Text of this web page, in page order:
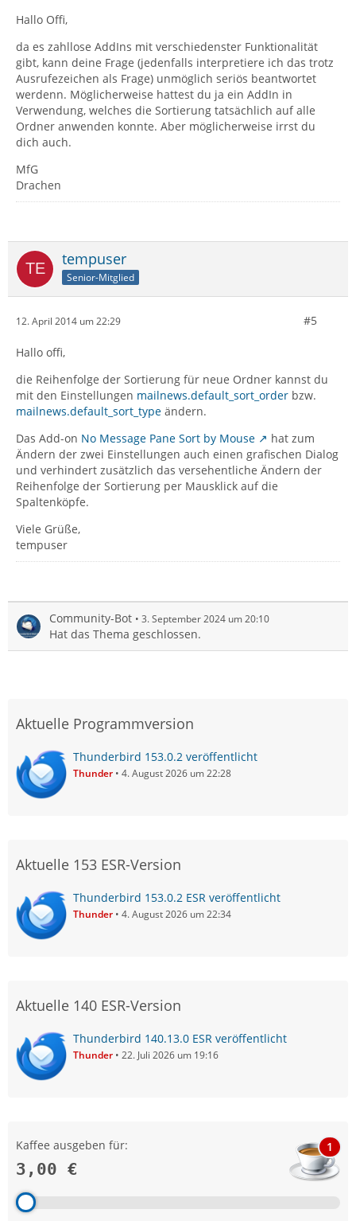
Hallo Offi,
da es zahllose AddIns mit verschiedenster Funktionalität
gibt, kann deine Frage (jedenfalls interpretiere ich das trotz
Ausrufezeichen als Frage) unmöglich seriös beantwortet
werdenn. Möglicherweise hattest du ja ein AddIn in
Verwendung, welches die Sortierung tatsächlich auf alle
Ordner anwenden konnte. Aber möglicherweise irrst du
dich auch.
MfG
Drachen
tempuser
Senior-Mitglied
12. April 2014 um 22:29 #5
Hallo offi,
die Reihenfolge der Sortierung für neue Ordner kannst du
mit den Einstellungen mailnews.default_sort_order bzw.
mailnews.default_sort_type ändern.
Das Add-on No Message Pane Sort by Mouse
hat zum
Ändern der zwei Einstellungen auch einen grafischen Dialog
und verhindert zusätzlich das versehentliche Ändern der
Reihenfolge der Sortierung per Mausklick auf die
Spaltenköpfe.
Viele Grüße,
tempuser
Community-Bot 3. September 2024 um 20:10
Hat das Thema geschlossen.
Aktuelle Programmversion
Thunderbird 153.0.2 veröffentlicht
Thunder 4. August 2026 um 22:28
Aktuelle 153 ESR-Version
Thunderbird 153.0.2 ESR veröffentlicht
Thunder 4. August 2026 um 22:34
Aktuelle 140 ESR-Version
Thunderbird 140.13.0 ESR veröffentlicht
Thunder 22. Juli 2026 um 19:16
Kaffee ausgeben für:
3,00 €
1